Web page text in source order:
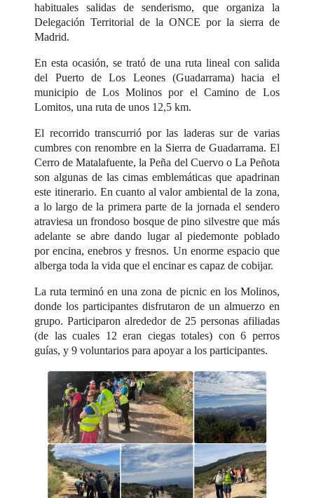
habituales salidas de senderismo, que organiza la
Delegación Territorial de la ONCE por la sierra de
Madrid.
En esta ocasión, se trató de una ruta lineal con salida
del Puerto de Los Leones (Guadarrama) hacia el
municipio de Los Molinos por el Camino de Los
Lomitos, una ruta de unos 12,5 km.
El recorrido transcurrió por las laderas sur de varias
cumbres con renombre en la Sierra de Guadarrama. El
Cerro de Matalafuente, la Peña del Cuervo o La Peñota
son algunas de las cimas emblemáticas que apadrinan
este itinerario. En cuanto al valor ambiental de la zona,
a lo largo de la primera parte de la jornada el sendero
atraviesa un frondoso bosque de pino silvestre que más
adelante se abre dando lugar al piedemonte poblado
por encina, enebros y fresnos. Un enorme espacio que
alberga toda la vida que el encinar es capaz de cobijar.
La ruta terminó en una zona de picnic en los Molinos,
donde los participantes disfrutaron de un almuerzo en
grupo. Participaron alrededor de 25 personas afiliadas
(de las cuales 12 eran ciegas totales) con 6 perros
guías, y 9 voluntarios para apoyar a los participantes.